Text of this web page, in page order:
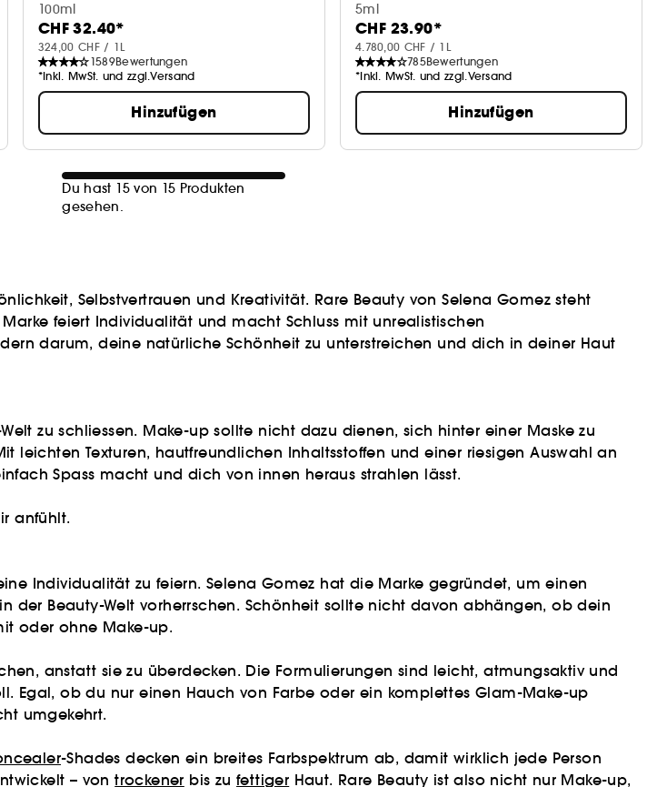
100ml
CHF 32.40*
324,00 CHF / 1L
1589Bewertungen
*Inkl. MwSt. und zzgl.Versand
Hinzufügen
5ml
CHF 23.90*
4.780,00 CHF / 1L
785Bewertungen
*Inkl. MwSt. und zzgl.Versand
Hinzufügen
Du hast 15 von 15 Produkten
gesehen.
Selbstvertrauen und Kreativität. Rare Beauty von Selena Gomez steht
feiert Individualität und macht Schluss mit unrealistischen
darum, deine natürliche Schönheit zu unterstreichen und dich in deiner Haut
zu schliessen. Make-up sollte nicht dazu dienen, sich hinter einer Maske zu
leichten Texturen, hautfreundlichen Inhaltsstoffen und einer riesigen Auswahl an
Spass macht und dich von innen heraus strahlen lässt.
anfühlt.
Individualität zu feiern. Selena Gomez hat die Marke gegründet, um einen
der Beauty-Welt vorherrschen. Schönheit sollte nicht davon abhängen, ob dein
oder ohne Make-up.
anstatt sie zu überdecken. Die Formulierungen sind leicht, atmungsaktiv und
Egal, ob du nur einen Hauch von Farbe oder ein komplettes Glam-Make-up
umgekehrt.
-Shades decken ein breites Farbspektrum ab, damit wirklich jede Person
– vontrockener bis zufettiger Haut. Rare Beauty ist also nicht nur Make-up,